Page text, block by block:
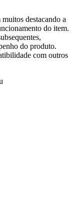
destacando a
do item.
do produto.
com outros